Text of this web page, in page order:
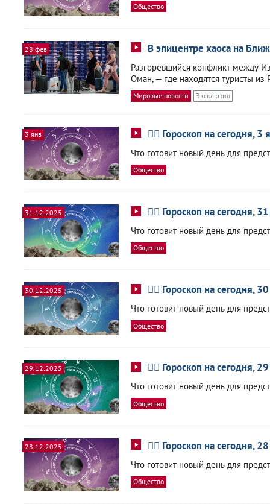
Общество
28 фев В эпицентре хаоса на
Разгоревшийся конфликт между
Оман, — где находятся туристы из
Мировые новости Эксклюзив
3 янв 🧙‍♀ Гороскоп на сегодня,
Что готовит новый день для
Общество
31.12.2025 🧙‍♀ Гороскоп на сегодня,
Что готовит новый день для
Общество
30.12.2025 🧙‍♀ Гороскоп на сегодня,
Что готовит новый день для
Общество
29.12.2025 🧙‍♀ Гороскоп на сегодня,
Что готовит новый день для
Общество
28.12.2025 🧙‍♀ Гороскоп на сегодня,
Что готовит новый день для
Общество